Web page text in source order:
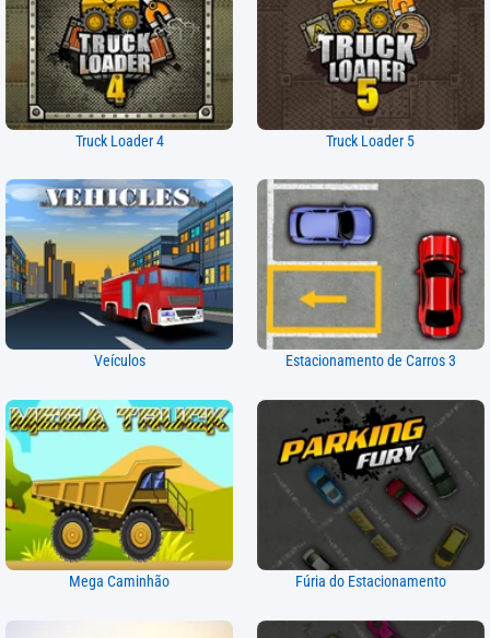
Truck Loader 4 Truck Loader 5
Veículos Estacionamento de Carros 3
Mega Caminhão Fúria do Estacionamento